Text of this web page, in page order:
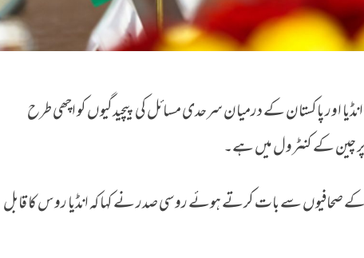
میں نہیں: روسی صدر
اور پاکستان کے درمیان سرحدی مسائل کی پیچیدگیوں کو اچھی طرح
پر چین کے کنٹرول میں ہے۔
کے صحافیوں سے بات کرتے ہوئے روسی صدر نے کہا کہ انڈیا روس کا قابل